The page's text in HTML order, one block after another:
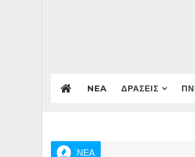
NEA ΔΡΑΣΕΙΣ
ΝΕΑ